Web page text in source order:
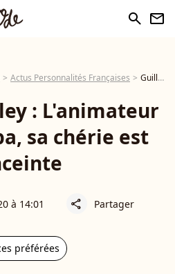
search newsletter
Actus Personnalités Françaises Guillaume Pley : L'animateur bientôt papa, sa chérie est enceinte
: L'animateur
sa chérie est
à 14:01 share Partager
préférées